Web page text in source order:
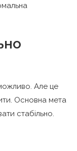
Але це
Основна мета
стабільно.